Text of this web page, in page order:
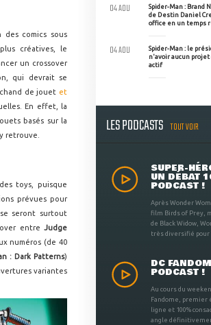
comics sous
créatives, le
un crossover
qui devrait se
de jouet et
En effet, la
basés sur la
retrouve.
toys, puisque
prévues pour
seront surtout
entre Judge
numéros (de 40
: Dark Patterns)
variantes
Spider-Man : Brand
de Destin Daniel
office en un temps
04 AOU
Spider-Man : le
n'avoir aucun
actif
04 AOU
LES PODCASTS TOUT VOIR
SUPER-
UN DÉBAT
PODCAST !
Après Wonder
film Birds of Prey,
de Black Widow,
très diversifié pour
DC
PODCAST !
Au cours du
Fandome,
ligne et 100%
angle